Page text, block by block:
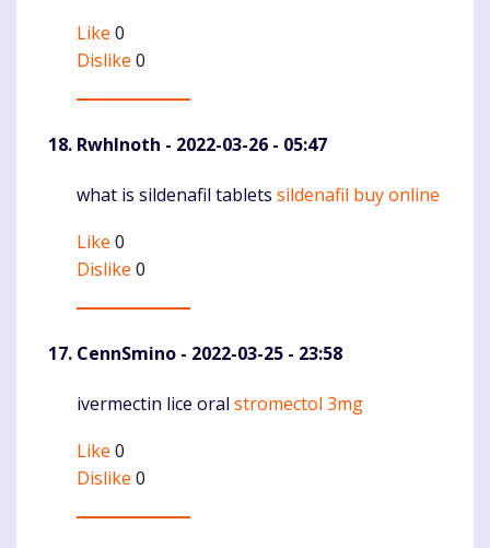
Like 0
Dislike 0
RwhInoth - 2022-03-26 - 05:47
Komentaras
what is sildenafil tablets sildenafil buy online
Like 0
Dislike 0
CennSmino - 2022-03-25 - 23:58
Komentaras
ivermectin lice oral stromectol 3mg
Like 0
Dislike 0